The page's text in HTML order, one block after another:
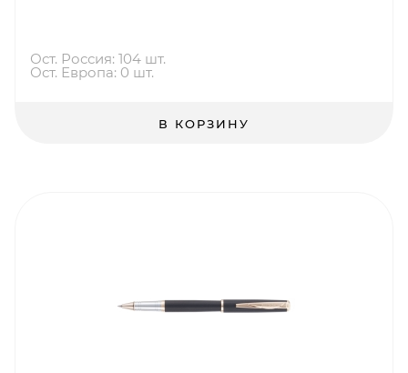
Ост. Россия: 104 шт.
Ост. Европа: 0 шт.
В КОРЗИНУ